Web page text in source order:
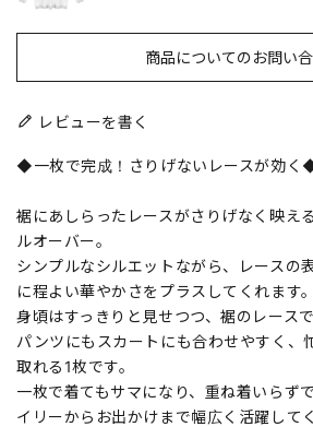
商品についてのお問い
レビューを書く
◆一枚で完成！さりげないレースが効く
裾にあしらったレースがさりげなく映え
ルオーバー。
シンプルなシルエットながら、レースの
に程よい華やかさをプラスしてくれます。
身頃はすっきりと見せつつ、裾のレース
パンツにもスカートにも合わせやすく、
取れる1枚です。
一枚で着てもサマになり、重ね着いらず
イリーからお出かけまで幅広く活躍して